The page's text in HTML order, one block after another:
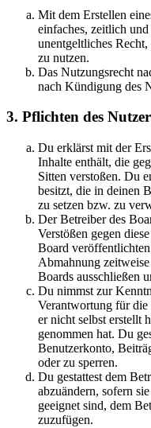
Mit dem Erstellen
einfaches, zeitlich
unentgeltliches
zu nutzen.
Das Nutzungsrecht
nach Kündigung des
3. Pflichten des
Du erklärst mit der
Inhalte enthält, die
Sitten verstoßen. Du
besitzt, die in deinen
zu setzen bzw. zu
Der Betreiber des
Verstößen gegen
Board
Abmahnung
Boards ausschließen
Du nimmst zur
Verantwortung für
er nicht selbst erstellt
genommen hat. Du
Benutzerkonto,
oder zu sperren.
Du gestattest dem
abzuändern, sofern
geeignet sind, dem
zuzufügen.